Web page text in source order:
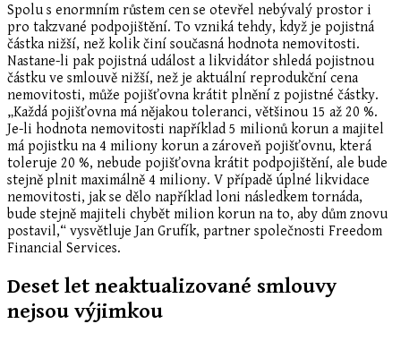
Spolu s enormním růstem cen se otevřel nebývalý prostor i
pro takzvané podpojištění. To vzniká tehdy, když je pojistná
částka nižší, než kolik činí současná hodnota nemovitosti.
Nastane-li pak pojistná událost a likvidátor shledá pojistnou
částku ve smlouvě nižší, než je aktuální reprodukční cena
nemovitosti, může pojišťovna krátit plnění z pojistné částky.
„Každá pojišťovna má nějakou toleranci, většinou 15 až 20 %.
Je-li hodnota nemovitosti například 5 milionů korun a majitel
má pojistku na 4 miliony korun a zároveň pojišťovnu, která
toleruje 20 %, nebude pojišťovna krátit podpojištění, ale bude
stejně plnit maximálně 4 miliony. V případě úplné likvidace
nemovitosti, jak se dělo například loni následkem tornáda,
bude stejně majiteli chybět milion korun na to, aby dům znovu
postavil,“ vysvětluje Jan Grufík, partner společnosti Freedom
Financial Services.
Deset let neaktualizované smlouvy
nejsou výjimkou